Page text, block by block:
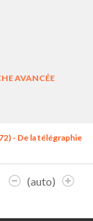
AVANCÉE
- De la télégraphie
(auto)